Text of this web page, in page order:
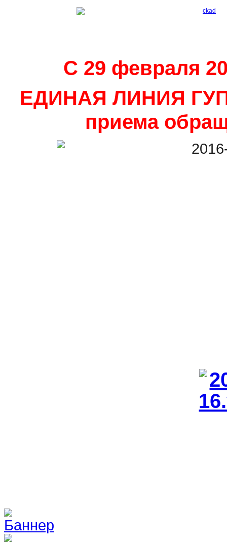
C 29 февраля
ЕДИНАЯ ЛИНИЯ ГУП
приема